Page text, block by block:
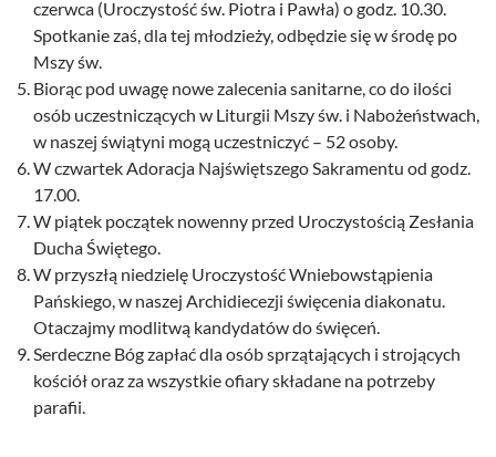
czerwca (Uroczystość św. Piotra i Pawła) o godz. 10.30.
Spotkanie zaś, dla tej młodzieży, odbędzie się w środę po
Mszy św.
Biorąc pod uwagę nowe zalecenia sanitarne, co do ilości
osób uczestniczących w Liturgii Mszy św. i Nabożeństwach,
w naszej świątyni mogą uczestniczyć – 52 osoby.
W czwartek Adoracja Najświętszego Sakramentu od godz.
17.00.
W piątek początek nowenny przed Uroczystością Zesłania
Ducha Świętego.
W przyszłą niedzielę Uroczystość Wniebowstąpienia
Pańskiego, w naszej Archidiecezji święcenia diakonatu.
Otaczajmy modlitwą kandydatów do święceń.
Serdeczne Bóg zapłać dla osób sprzątających i strojących
kościół oraz za wszystkie ofiary składane na potrzeby
parafii.